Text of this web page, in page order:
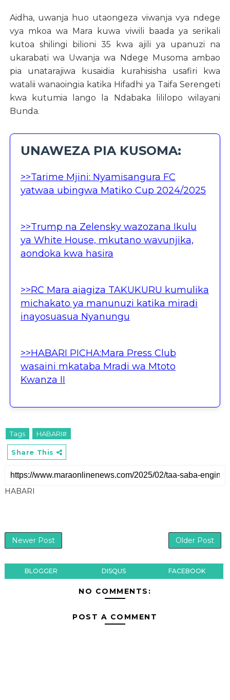
Aidha, uwanja huo utaongeza viwanja vya ndege
vya mkoa wa Mara kuwa viwili baada ya serikali
kutoa shilingi bilioni 35 kwa ajili ya upanuzi na
ukarabati wa Uwanja wa Ndege Musoma ambao
pia unatarajiwa kusaidia kurahisisha usafiri kwa
watalii wanaoingia katika Hifadhi ya Taifa Serengeti
kwa kutumia lango la Ndabaka lililopo wilayani
Bunda.
UNAWEZA PIA KUSOMA:
>>Tarime Mjini: Nyamisangura FC
yatwaa ubingwa Matiko Cup 2024/2025
>>Trump na Zelensky wazozana Ikulu
ya White House, mkutano wavunjika,
aondoka kwa hasira
>>RC Mara aiagiza TAKUKURU kumulika
michakato ya manunuzi katika miradi
inayosuasua Nyanungu
>>HABARI PICHA:Mara Press Club
wasaini mkataba Mradi wa Mtoto
Kwanza II
Tags HABARI#
Share This
HABARI
Newer Post Older Post
BLOGGER DISQUS FACEBOOK
NO COMMENTS:
POST A COMMENT